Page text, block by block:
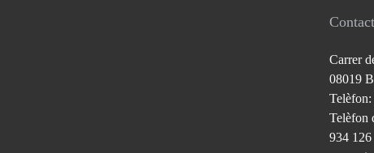
Carrer
08019
Telèfon
934